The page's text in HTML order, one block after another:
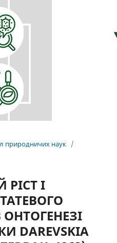
природничих наук /
І
DAREVSKIA